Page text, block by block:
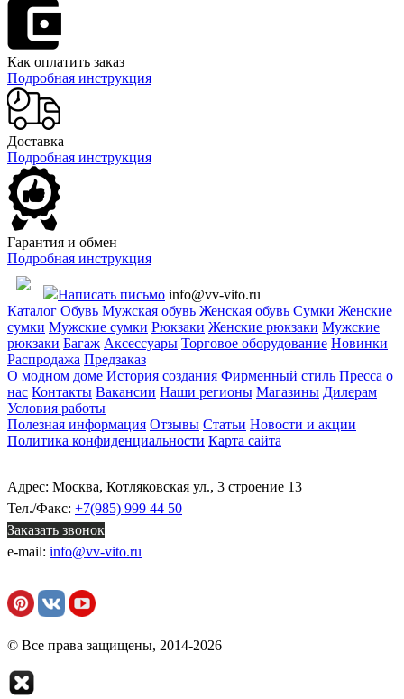
Как оплатить заказ
Подробная инструкция
Доставка
Подробная инструкция
Гарантия и обмен
Подробная инструкция
Написать письмо info@vv-vito.ru
Каталог Обувь Мужская обувь Женская обувь Сумки Женские
сумки Мужские сумки Рюкзаки Женские рюкзаки Мужские
рюкзаки Багаж Аксессуары Торговое оборудование Новинки
Распродажа Предзаказ
О модном доме История создания Фирменный стиль Пресса о
нас Контакты Вакансии Наши регионы Магазины Дилерам
Условия работы
Полезная информация Отзывы Статьи Новости и акции
Политика конфиденциальности Карта сайта
Адрес: Москва, Котляковская ул., 3 строение 13
Тел./Факс: +7(985) 999 44 50
Заказать звонок
e-mail: info@vv-vito.ru
© Все права защищены, 2014-2026